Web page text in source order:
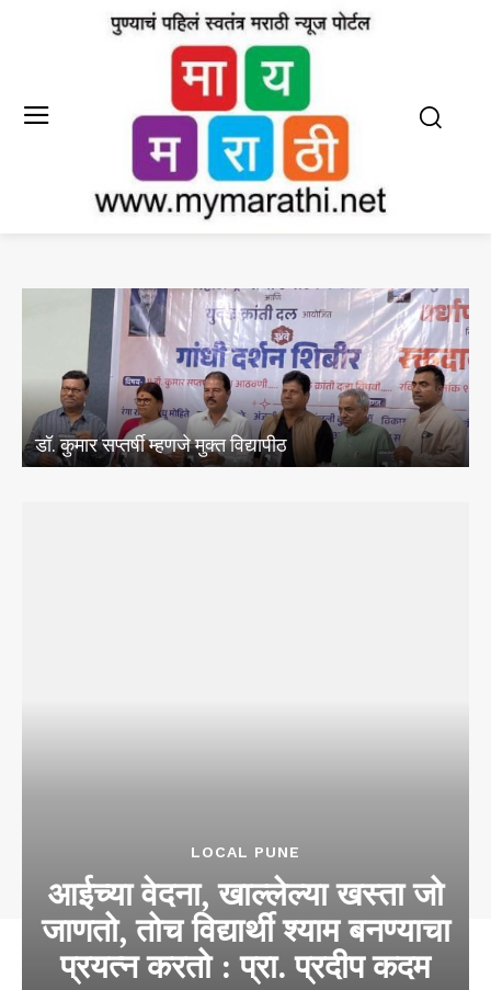
स्वातंत्र्य चळवळीमध्ये शहिद झालेल्यांची प्रेरणा घेवून युवकांनी
देशाची प्रगती केली पाहिजे-दिप्ती चवधरी
LOCAL PUNE
आईच्या वेदना, खाल्लेल्या खस्ता जो
जाणतो, तोच विद्यार्थी श्याम बनण्याचा
प्रयत्न करतो : प्रा. प्रदीप कदम